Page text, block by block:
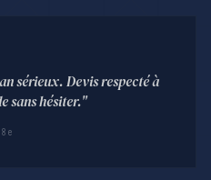
sérieux. Devis respecté à
sans hésiter."